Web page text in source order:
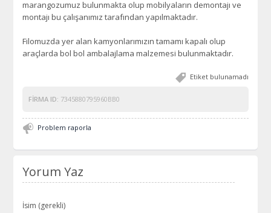
marangozumuz bulunmakta olup mobilyaların demontajı ve
montajı bu çalışanımız tarafından yapılmaktadır.
Filomuzda yer alan kamyonlarımızın tamamı kapalı olup
araçlarda bol bol ambalajlama malzemesi bulunmaktadır.
Etiket bulunamadı
FIRMA ID: 7345880795960BB0
Problem raporla
Yorum Yaz
İsim (gerekli)